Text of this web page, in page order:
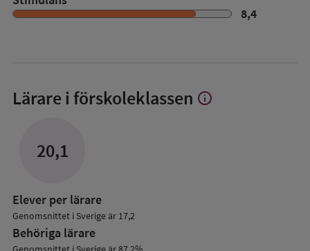
8,4
Lärare i förskoleklassen Visa
info
20,1
Elever per lärare
Genomsnittet i Sverige är 17,2
Behöriga lärare